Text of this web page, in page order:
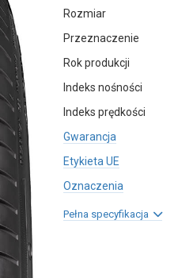
Rozmiar
Przeznaczenie
Rok produkcji
Indeks nośności
Indeks prędkości
Gwarancja
Etykieta UE
Oznaczenia
Pełna specyfikacja